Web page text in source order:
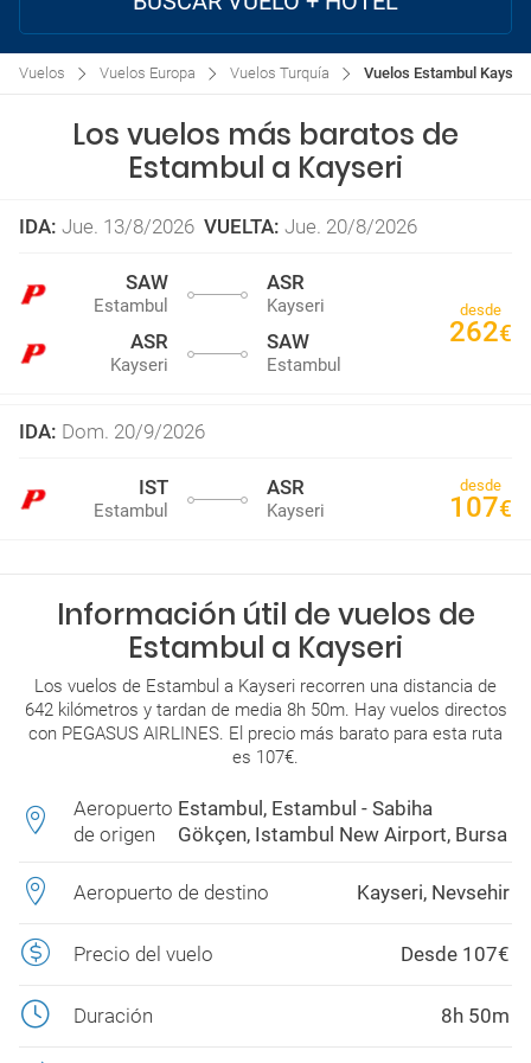
Vuelos Vuelos Europa Vuelos Turquía Vuelos Estambul Kayseri
Los vuelos más baratos de
Estambul a Kayseri
IDA: Jue. 13/8/2026 VUELTA: Jue. 20/8/2026
SAW
Estambul
ASR
Kayseri
ASR
Kayseri
SAW
Estambul
desde
262€
IDA: Dom. 20/9/2026
IST
Estambul
ASR
Kayseri
desde
107€
Información útil de vuelos de
Estambul a Kayseri
Los vuelos de Estambul a Kayseri recorren una distancia de
642 kilómetros y tardan de media 8h 50m. Hay vuelos directos
con PEGASUS AIRLINES. El precio más barato para esta ruta
es 107€.
Aeropuerto
de origen
Estambul, Estambul - Sabiha
Gökçen, Istambul New Airport, Bursa
Aeropuerto de destino Kayseri, Nevsehir
Precio del vuelo Desde 107€
Duración 8h 50m